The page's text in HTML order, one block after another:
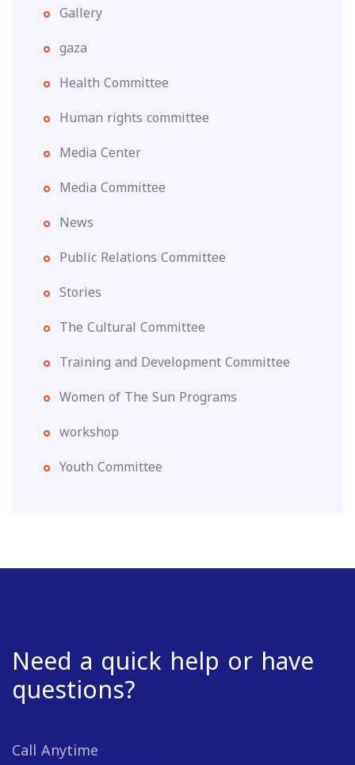
Gallery
gaza
Health Committee
Human rights committee
Media Center
Media Committee
News
Public Relations Committee
Stories
The Cultural Committee
Training and Development Committee
Women of The Sun Programs
workshop
Youth Committee
Need a quick help or have
questions?
Call Anytime